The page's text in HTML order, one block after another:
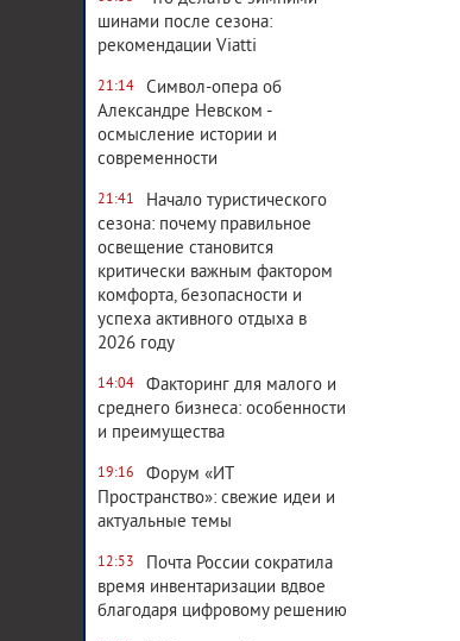
шинами после сезона:
рекомендации Viatti
21:14
Символ-опера об
Александре Невском -
осмысление истории и
современности
21:41
Начало туристического
сезона: почему правильное
освещение становится
критически важным фактором
комфорта, безопасности и
успеха активного отдыха в
2026 году
14:04
Факторинг для малого и
среднего бизнеса: особенности
и преимущества
19:16
Форум «ИТ
Пространство»: свежие идеи и
актуальные темы
12:53
Почта России сократила
время инвентаризации вдвое
благодаря цифровому решению